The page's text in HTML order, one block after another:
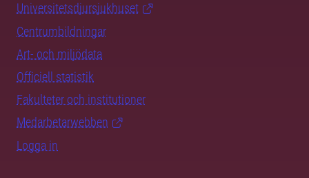
Universitetsdjursjukhuset
Centrumbildningar
Art- och miljödata
Officiell statistik
Fakulteter och institutioner
Medarbetarwebben
Logga in